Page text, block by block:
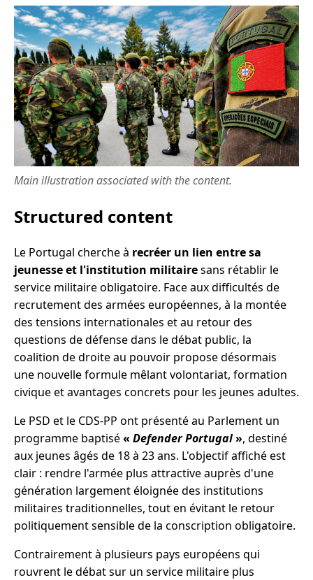
Main illustration associated with the content.
Structured content
Le Portugal cherche à recréer un lien entre sa
jeunesse et l'institution militairesans rétablir le
service militaire obligatoire. Face aux difficultés de
recrutement des armées européennes, à la montée
des tensions internationales et au retour des
questions de défense dans le débat public, la
coalition de droite au pouvoir propose désormais
une nouvelle formule mêlant volontariat, formation
civique et avantages concrets pour les jeunes adultes.
Le PSD et le CDS-PP ont présenté au Parlement un
programme baptisé« Defender Portugal», destiné
aux jeunes âgés de 18 à 23 ans. L'objectif affiché est
clair : rendre l'armée plus attractive auprès d'une
génération largement éloignée des institutions
militaires traditionnelles, tout en évitant le retour
politiquement sensible de la conscription obligatoire.
Contrairement à plusieurs pays européens qui
rouvrent le débat sur un service militaire plus